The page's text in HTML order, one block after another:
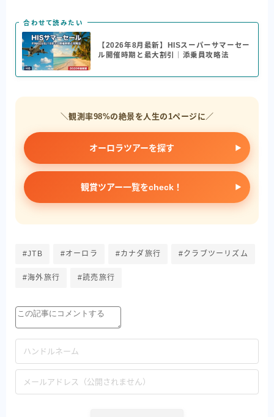
合わせて読みたい
【2026年8月最新】HISスーパーサマーセー
ル開催時期と最大割引｜添乗員攻略法
＼観測率98%の絶景を人生の1ページに／
オーロラツアーを探す
観賞ツアー一覧をcheck！
#JTB #オーロラ #カナダ旅行 #クラブツーリズム
#海外旅行 #読売旅行